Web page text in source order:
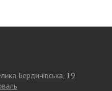
Бердичівська, 19